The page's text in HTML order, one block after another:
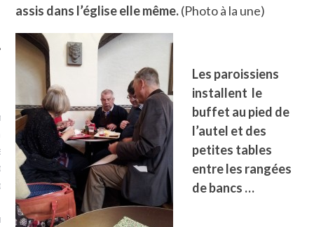
QUI MARCHE
journaliste à France
toujours aimé marcher.
conquis mais en
Je ne suis pas une
je le garde pour ce
assis dans l’église elle même.(Photo à la une)
Les paroissiens
installent le
buffet au pied de
l’autel et des
petites tables
entre les rangées
de bancs …